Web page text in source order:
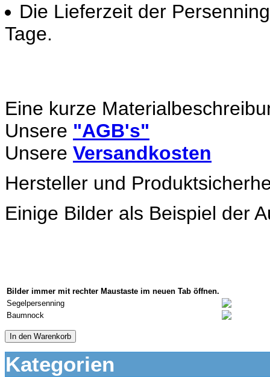
Die Lieferzeit der
Tage.
Eine kurze
Unsere "AGB's"
Unsere Versandkosten
Hersteller und
Einige Bilder als Beispiel der
Bilder immer mit rechter Maustaste im neuen Tab öffnen.
Segelpersenning
Baumnock
In den Warenkorb
Kategorien